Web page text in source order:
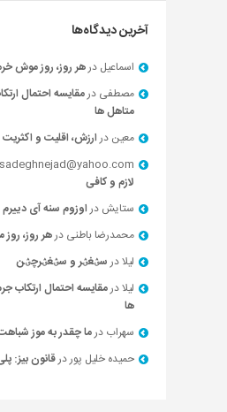
آخرین دیدگاه‌ها
اسماعیل درهر روز، روز موش
مصطفی درمقایسه احتمال
متاهل ها
معین درارزش، اقلیت و اکثریت
لازم و کافی
ستایش دراوزوم سنه آی
محمدرضا باطنی درهر روز،
لیلادرسؽغؽر و سؽغؽرچؽن
لیلادرمقایسه احتمال ارتکاب
ها
سهراب درما چقدر به موز
حميده خليل پوردرقانون بیز: